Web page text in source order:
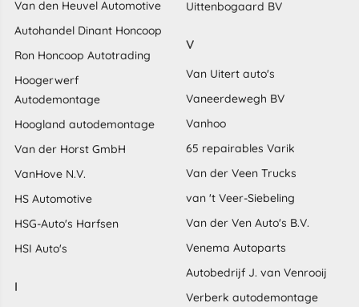
Van den Heuvel Automotive
Autohandel Dinant Honcoop
Ron Honcoop Autotrading
Hoogerwerf
Autodemontage
Hoogland autodemontage
Van der Horst GmbH
VanHove N.V.
HS Automotive
HSG-Auto's Harfsen
HSI Auto's
I
Uittenbogaard BV
V
Van Uitert auto's
Vaneerdewegh BV
Vanhoo
65 repairables Varik
Van der Veen Trucks
van 't Veer-Siebeling
Van der Ven Auto's B.V.
Venema Autoparts
Autobedrijf J. van Venrooij
Verberk autodemontage